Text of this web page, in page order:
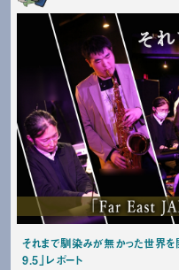
それまで馴染みが無かった世
9.5」レポート